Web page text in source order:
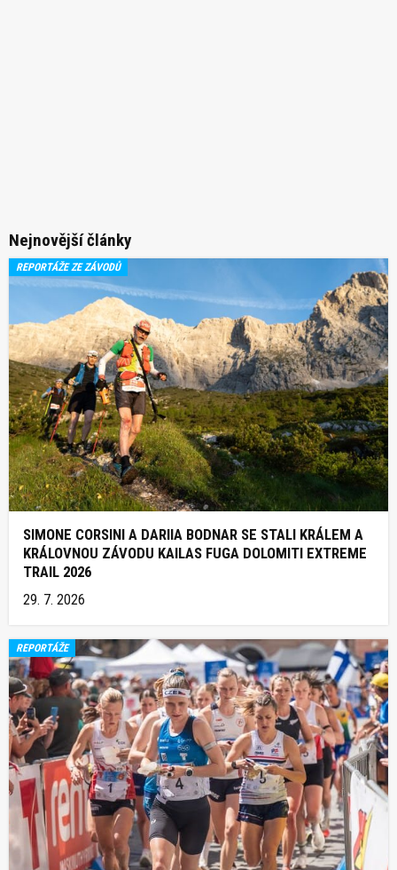
Nejnovější články
REPORTÁŽE ZE ZÁVODŮ
SIMONE CORSINI A DARIIA BODNAR SE STALI KRÁLEM A
KRÁLOVNOU ZÁVODU KAILAS FUGA DOLOMITI EXTREME
TRAIL 2026
29. 7. 2026
REPORTÁŽE